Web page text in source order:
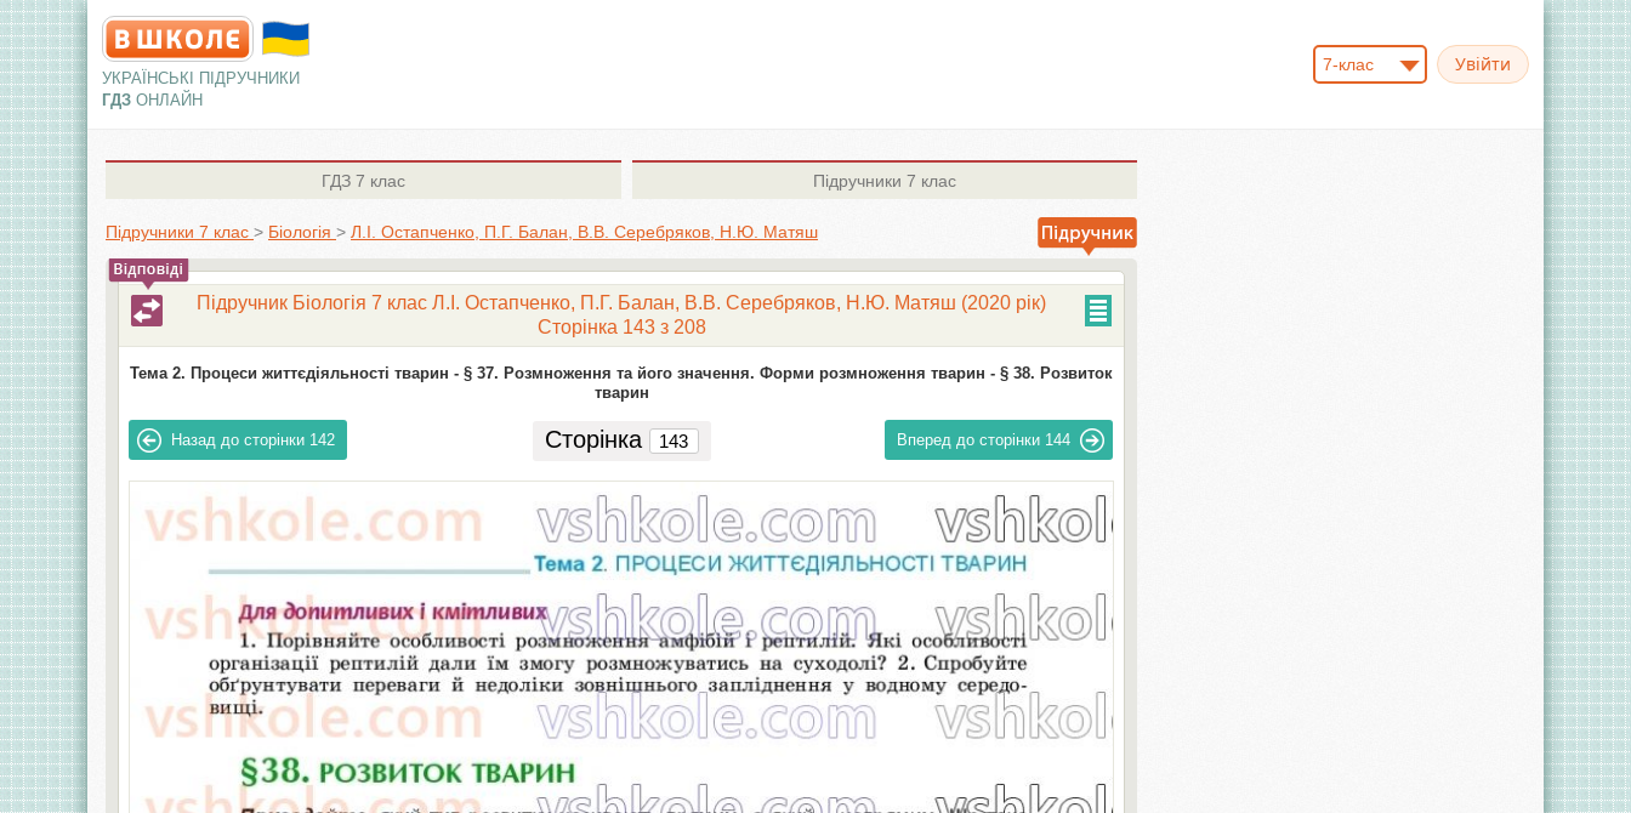
УКРАЇНСЬКІ ПІДРУЧНИКИ
ГДЗ ОНЛАЙН
7-клас
ГДЗ 7 клас Підручники 7 клас
Підручники 7 клас > Біологія > Л.І. Остапченко, П.Г. Балан, В.В. Серебряков, Н.Ю. Матяш
Підручник Біологія 7 клас Л.І. Остапченко, П.Г. Балан, В.В. Серебряков, Н.Ю. Матяш (2020 рік)
Сторінка 143 з 208
Тема 2. Процеси життєдіяльності тварин - § 37. Розмноження та його значення. Форми розмноження тварин - § 38. Розвиток
тварин
Назад до сторінки 142 Сторінка Вперед до сторінки 144